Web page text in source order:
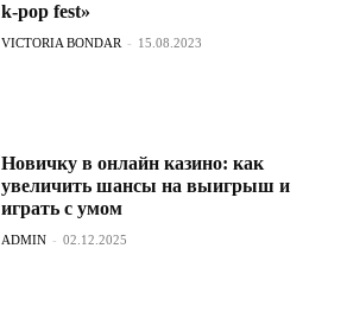
k-pop fest»
VICTORIA BONDAR - 15.08.2023
Новичку в онлайн казино: как
увеличить шансы на выигрыш и
играть с умом
ADMIN - 02.12.2025